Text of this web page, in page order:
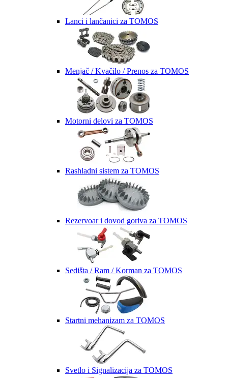
Lanci i lančanici za TOMOS
Menjač / Kvačilo / Prenos za TOMOS
Motorni delovi za TOMOS
Rashladni sistem za TOMOS
Rezervoar i dovod goriva za TOMOS
Sedišta / Ram / Korman za TOMOS
Startni mehanizam za TOMOS
Svetlo i Signalizacija za TOMOS